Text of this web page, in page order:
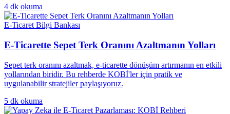
4 dk okuma
E-Ticaret Bilgi Bankası
E-Ticarette Sepet Terk Oranını Azaltmanın Yolları
Sepet terk oranını azaltmak, e-ticarette dönüşüm artırmanın en etkili
yollarından biridir. Bu rehberde KOBİ'ler için pratik ve
uygulanabilir stratejiler paylaşıyoruz.
5 dk okuma